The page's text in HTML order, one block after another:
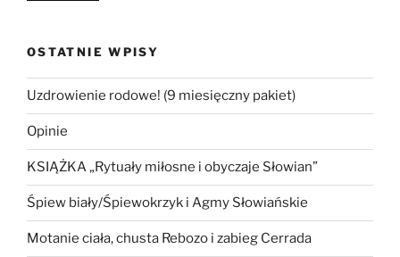
zdrowia
i
higieny
OSTATNIE WPISY
Uzdrowienie rodowe! (9 miesięczny pakiet)
Opinie
KSIĄŻKA „Rytuały miłosne i obyczaje Słowian”
Śpiew biały/Śpiewokrzyk i Agmy Słowiańskie
Motanie ciała, chusta Rebozo i zabieg Cerrada